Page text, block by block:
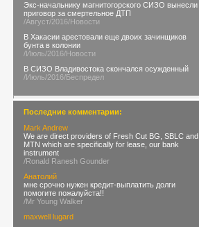
Экс-начальнику магнитогорского СИЗО вынесли
приговор за смертельное ДТП
/Август/2016/Новости
В Хакасии арестовали еще двоих зачинщиков
бунта в колонии
/Июль/2016/Новости
В СИЗО Владивостока скончался осужденный
/Июль/2016/Беспредел
Последние комментарии:
Mark Andrew
We are direct providers of Fresh Cut BG, SBLC and
MTN which are specifically for lease, our bank
instrument
/Ronald Ranesh Gounder
Анатолий
мне срочно нужен кредит-выплатить долги
помогите пожалуйста!!
/Mr Young Walker
maxwell lugard